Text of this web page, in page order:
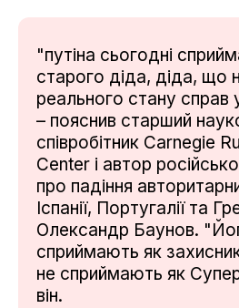
"путіна сьогодні
старого діда, діда, що
реального стану справ
– пояснив старший
співробітник Carnegie
Center і автор
про падіння
Іспанії, Португалії та
Олександр Баунов.
сприймають як
не сприймають як
він.